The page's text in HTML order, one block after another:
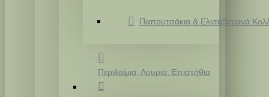
Παπουτσάκια & Ελισαβετιανά
Περιλαίμια, Λουριά, Επιστήθια